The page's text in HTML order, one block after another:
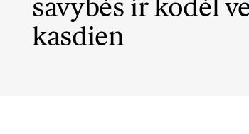
savybės ir kodėl
kasdien